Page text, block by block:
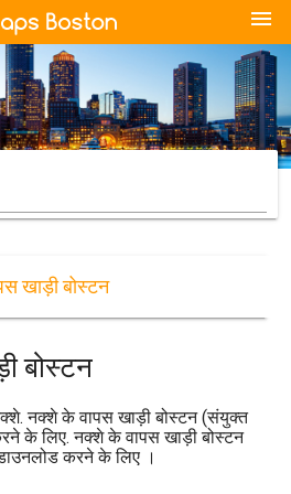
menu
खाड़ी बोस्टन
बोस्टन
नक्शे के वापस खाड़ी बोस्टन (संयुक्त
के लिए. नक्शे के वापस खाड़ी बोस्टन
करने के लिए ।